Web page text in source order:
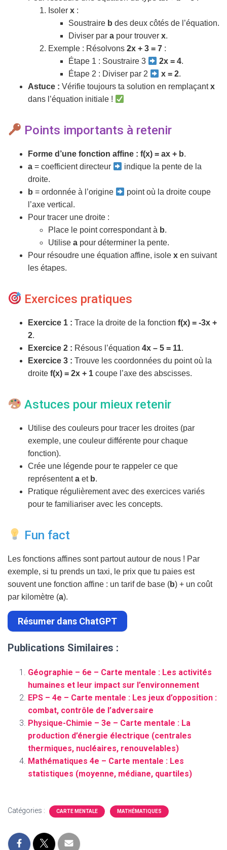
Isoler x :
Soustraire b des deux côtés de l’équation.
Diviser par a pour trouver x.
Exemple : Résolvons 2x + 3 = 7 :
Étape 1 : Soustraire 3
2x = 4.
Étape 2 : Diviser par 2
x = 2.
Astuce : Vérifie toujours ta solution en remplaçantx
dans l’équation initiale !
Points importants à retenir
Forme d’une fonction affine : f(x) = ax + b.
a = coefficient directeur
indique la pente de la
droite.
b = ordonnée à l’origine
point où la droite coupe
l’axe vertical.
Pour tracer une droite :
Place le point correspondant à b.
Utilise a pour déterminer la pente.
Pour résoudre une équation affine, isole x en suivant
les étapes.
Exercices pratiques
Exercice 1 : Trace la droite de la fonction f(x) = -3x +
2.
Exercice 2 : Résous l’équation 4x – 5 = 11.
Exercice 3 : Trouve les coordonnées du point où la
droite f(x) = 2x + 1 coupe l’axe des abscisses.
Astuces pour mieux retenir
Utilise des couleurs pour tracer les droites (par
exemple, une couleur différente pour chaque
fonction).
Crée une légende pour te rappeler ce que
représententa et b.
Pratique régulièrement avec des exercices variés
pour te familiariser avec les concepts.
Fun fact
Les fonctions affines sont partout autour de nous ! Par
exemple, si tu prends un taxi, le prix que tu paies est
souvent une fonction affine : un tarif de base (b) + un coût
par kilomètre (a).
Résumer dans ChatGPT
Publications Similaires :
Géographie – 6e – Carte mentale : Les activités
humaines et leur impact sur l’environnement
EPS – 4e – Carte mentale : Les jeux d’opposition :
combat, contrôle de l’adversaire
Physique-Chimie – 3e – Carte mentale : La
production d’énergie électrique (centrales
thermiques, nucléaires, renouvelables)
Mathématiques 4e – Carte mentale : Les
statistiques (moyenne, médiane, quartiles)
Catégories : CARTE MENTALE MATHÉMATIQUES